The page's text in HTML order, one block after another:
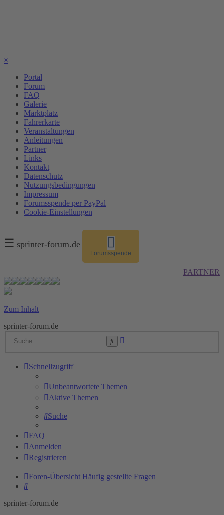
×
Portal
Forum
FAQ
Galerie
Marktplatz
Fahrerkarte
Veranstaltungen
Anleitungen
Partner
Links
Kontakt
Datenschutz
Nutzungsbedingungen
Impressum
Forumsspende per PayPal
Cookie-Einstellungen
☰ sprinter-forum.de
Forumsspende
PARTNER
Zum Inhalt
sprinter-forum.de
Suche
Schnellzugriff
Unbeantwortete Themen
Aktive Themen
Suche
FAQ
Anmelden
Registrieren
Foren-Übersicht Häufig gestellte Fragen
Suche
sprinter-forum.de